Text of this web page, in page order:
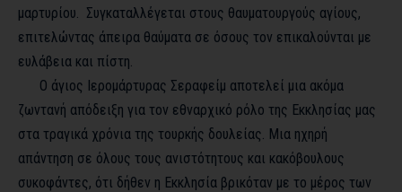
μαρτυρίου. Συγκαταλλέγεται στους θαυματουργούς αγίους,
επιτελώντας άπειρα θαύματα σε όσους τον επικαλούνται με
ευλάβεια και πίστη.
Ο άγιος Ιερομάρτυρας Σεραφείμ αποτελεί μια ακόμα
ζωντανή απόδειξη για τον εθναρχικό ρόλο της Εκκλησίας μας
στα τραγικά χρόνια της τουρκής δουλείας. Μια ηχηρή
απάντηση σε όλους τους ανιστότητους και κακόβουλους
συκοφάντες, ότι δήθεν η Εκκλησία βρικόταν με το μέρος των